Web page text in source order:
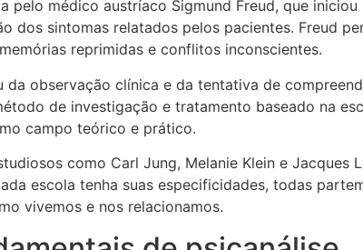
pelo médico austríaco Sigmund Freud, que
dos sintomas relatados pelos pacientes. Freud
reprimidas e conflitos inconscientes.
da observação clínica e da tentativa de
de investigação e tratamento baseado na
campo teórico e prático.
como Carl Jung, Melanie Klein e
escola tenha suas especificidades, todas
vivemos e nos relacionamos.